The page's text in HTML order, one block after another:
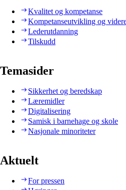
Kvalitet og kompetanse
Kompetanseutvikling og
Lederutdanning
Tilskudd
Temasider
Sikkerhet og beredskap
Læremidler
Digitalisering
Samisk i barnehage og skole
Nasjonale minoriteter
Aktuelt
For pressen